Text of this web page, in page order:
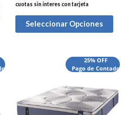
cuotas sin interes con tarjeta
Seleccionar Opciones
25% OFF
Pago de Contado
El
precio
era:
$2,850,000.00.
El